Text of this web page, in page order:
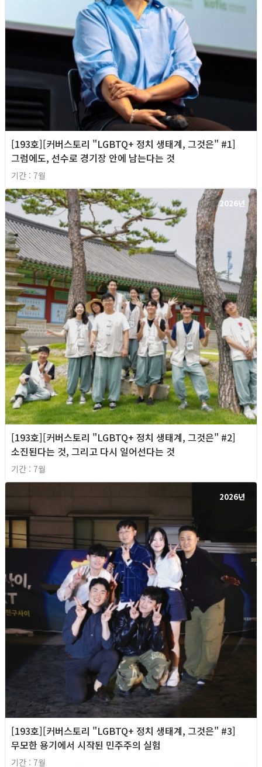
[193호][커버스토리 "LGBTQ+ 정치 생태계, 그것은" #1]
그럼에도, 선수로 경기장 안에 남는다는 것
기간 : 7월
2026년
[193호][커버스토리 "LGBTQ+ 정치 생태계, 그것은" #2]
소진된다는 것, 그리고 다시 일어선다는 것
기간 : 7월
2026년
[193호][커버스토리 "LGBTQ+ 정치 생태계, 그것은" #3]
무모한 용기에서 시작된 민주주의 실험
기간 : 7월